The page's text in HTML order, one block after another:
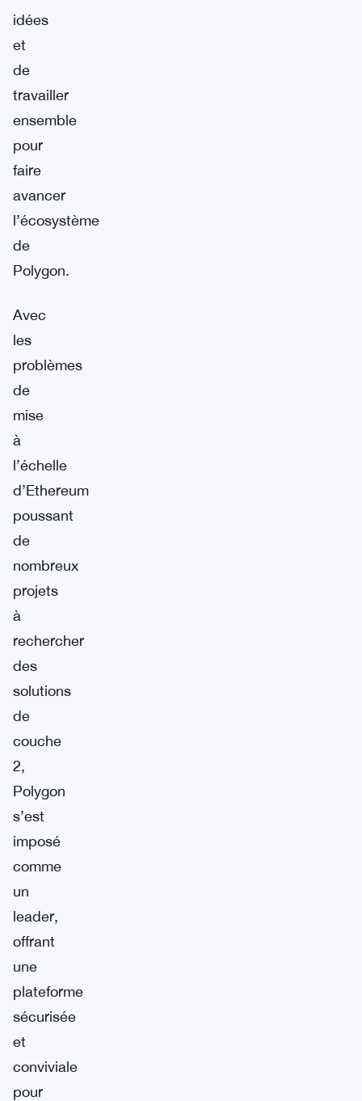
idées
et
de
travailler
ensemble
pour
faire
avancer
l’écosystème
de
Polygon.
Avec
les
problèmes
de
mise
à
l’échelle
d’Ethereum
poussant
de
nombreux
projets
à
rechercher
des
solutions
de
couche
2,
Polygon
s’est
imposé
comme
un
leader,
offrant
une
plateforme
sécurisée
et
conviviale
pour